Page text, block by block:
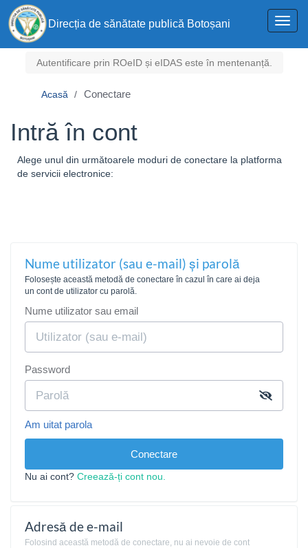
Direcția de sănătate publică Botoșani
Autentificare prin ROeID și eIDAS este în mentenanță.
Acasă Conectare
Intră în cont
Alege unul din următoarele moduri de conectare la platforma
de servicii electronice:
Nume utilizator (sau e-mail) și parolă
Folosește această metodă de conectare în cazul în care ai deja
un cont de utilizator cu parolă.
Nume utilizator sau email
Password
Am uitat parola
Conectare
Nu ai cont? Creează-ți cont nou.
Adresă de e-mail
Folosind această metodă de conectare, nu ai nevoie de cont